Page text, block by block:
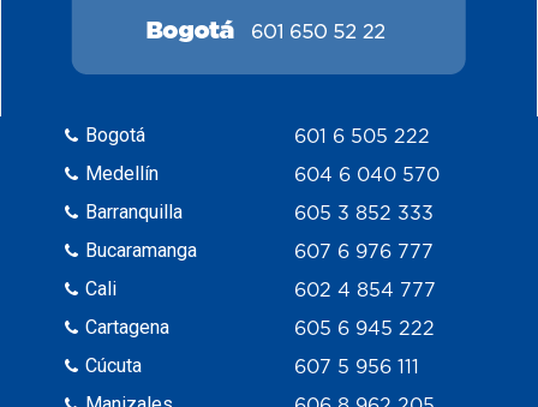
Bogotá
Medellín
Barranquilla
Bucaramanga
Cali
Cartagena
Cúcuta
601 6 505 222
604 6 040 570
605 3 852 333
607 6 976 777
602 4 854 777
605 6 945 222
607 5 956 111